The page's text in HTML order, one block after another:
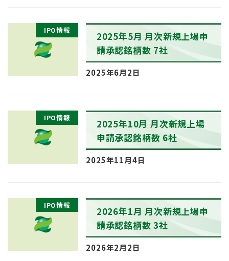
IPO情報
2025年5月 月次新規上場申
請承認銘柄数 7社
2025年6月2日
IPO情報
2025年10月 月次新規上場
申請承認銘柄数 6社
2025年11月4日
IPO情報
2026年1月 月次新規上場申
請承認銘柄数 3社
2026年2月2日